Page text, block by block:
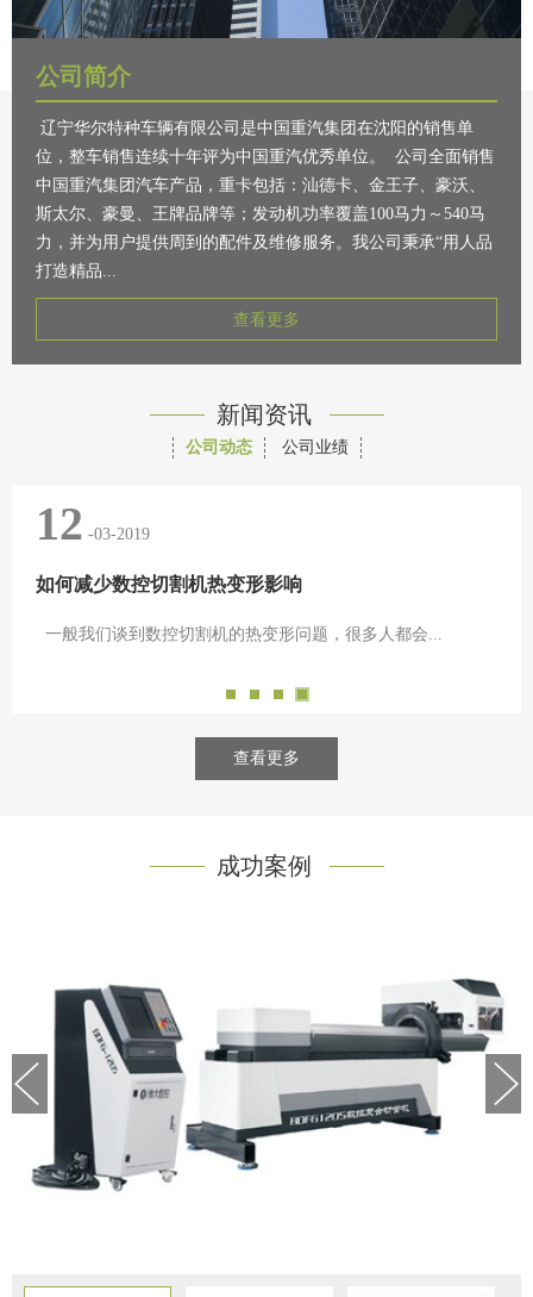
公司简介
辽宁华尔特种车辆有限公司是中国重汽集团在沈阳的销售单
位，整车销售连续十年评为中国重汽优秀单位。 公司全面销售
中国重汽集团汽车产品，重卡包括：汕德卡、金王子、豪沃、
斯太尔、豪曼、王牌品牌等；发动机功率覆盖100马力～540马
力，并为用户提供周到的配件及维修服务。我公司秉承“用人品
打造精品...
查看更多
新闻资讯
公司动态 公司业绩
12 -03-2019
如何减少数控切割机热变形影响
一般我们谈到数控切割机的热变形问题，很多人都会...
查看更多
成功案例